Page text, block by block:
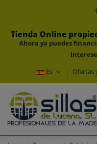
Tienda Online
Ahora ya puedes
Es
Ofertas